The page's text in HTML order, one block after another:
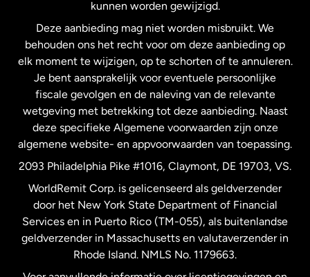
Nieuw-Zeeland
Spanje
Verenigd Koninkrijk
Verenigde Staten English
Verenigde Staten Español
Zweden
kunnen worden gewijzigd.
Deze aanbieding mag niet worden misbruikt. We
behouden ons het recht voor om deze aanbieding op
elk moment te wijzigen, op te schorten of te annuleren.
Je bent aansprakelijk voor eventuele persoonlijke
fiscale gevolgen en de naleving van de relevante
wetgeving met betrekking tot deze aanbieding. Naast
deze specifieke Algemene voorwaarden zijn onze
algemene website- en appvoorwaarden van toepassing.
2093 Philadelphia Pike #1016, Claymont, DE 19703, VS.
WorldRemit Corp. is gelicenseerd als geldverzender
door het New York State Department of Financial
Services en in Puerto Rico (TM-055), als buitenlandse
geldverzender in Massachusetts en valutaverzender in
Rhode Island. NMLS No. 1179663.